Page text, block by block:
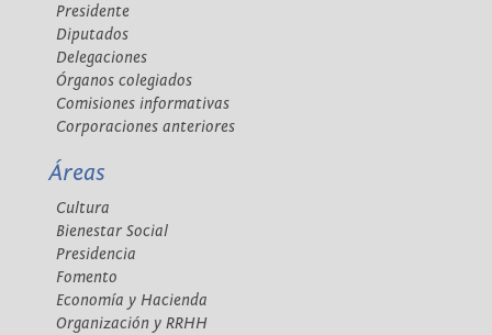
Presidente
Diputados
Delegaciones
Órganos colegiados
Comisiones informativas
Corporaciones anteriores
Áreas
Cultura
Bienestar Social
Presidencia
Fomento
Economía y Hacienda
Organización y RRHH